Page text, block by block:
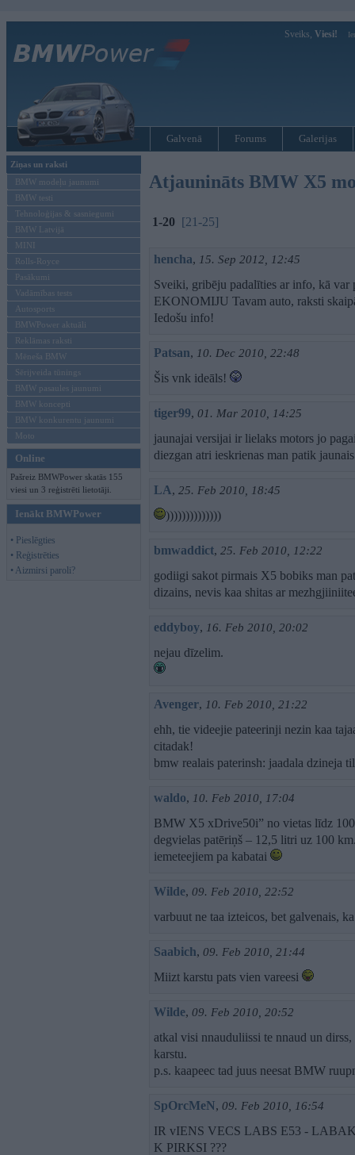
Sveiks, Viesi!
Galvenā Forums Galerijas
Ziņas un raksti
BMW modeļu jaunumi
BMW testi
Tehnoloģijas & sasniegumi
BMW Latvijā
MINI
Rolls-Royce
Pasākumi
Vadāmības tests
Autosports
BMWPower aktuāli
Reklāmas raksti
Mēneša BMW
Sērijveida tūnings
BMW pasaules jaunumi
BMW koncepti
BMW konkurentu jaunumi
Moto
Online
Pašreiz BMWPower skatās 155
viesi un 3 reģistrēti lietotāji.
Ienākt BMWPower
• Pieslēgties
• Reģistrēties
• Aizmirsi paroli?
Atjaunināts BMW X5
1-20 [21-25]
hencha, 15. Sep 2012, 12:45
Sveiki, gribēju padalīties ar info, kā
EKONOMIJU Tavam auto, raksti
Iedošu info!
Patsan, 10. Dec 2010, 22:48
Šis vnk ideāls!
tiger99, 01. Mar 2010, 14:25
jaunajai versijai ir lielaks motors jo
diezgan atri ieskrienas man patik
LA, 25. Feb 2010, 18:45
))))))))))))))
bmwaddict, 25. Feb 2010, 12:22
godiigi sakot pirmais X5 bobiks man
dizains, nevis kaa shitas ar
eddyboy, 16. Feb 2010, 20:02
nejau dīzelim.
Avenger, 10. Feb 2010, 21:22
ehh, tie videejie pateerinji nezin kaa
citadak!
bmw realais paterinsh: jaadala dzineja
waldo, 10. Feb 2010, 17:04
BMW X5 xDrive50i” no vietas līdz
degvielas patēriņš – 12,5 litri uz 100
iemeteejiem pa kabatai
Wilde, 09. Feb 2010, 22:52
varbuut ne taa izteicos, bet galvenais,
Saabich, 09. Feb 2010, 21:44
Miizt karstu pats vien vareesi
Wilde, 09. Feb 2010, 20:52
atkal visi nnauduliissi te nnaud un
karstu.
p.s. kaapeec tad juus neesat BMW
SpOrcMeN, 09. Feb 2010, 16:54
IR vIENS VECS LABS E53 -
K PIRKSI ???